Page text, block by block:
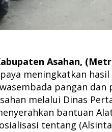
Asahan,
meningkatkan
pangan
melalui Dinas
bantuan
tentang